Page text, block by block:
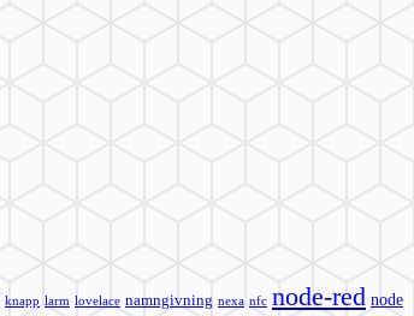
knapp larm lovelace namngivning nexa nfc node-red node